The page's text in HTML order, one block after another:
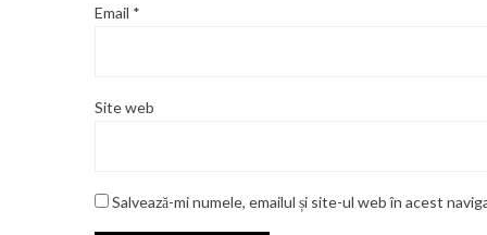
Email *
Site web
Salvează-mi numele, emailul și site-ul web în acest